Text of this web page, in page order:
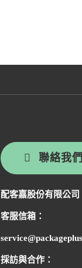
聯絡我們
配客嘉股份有限公司
客服信箱：
採訪與合作：